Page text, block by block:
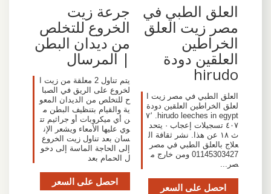
العلق الطبي في
مصر زيت العلق
الخراطين
العلقين دودة
hirudo
‏العلق الطبي في مصر زيت ا
لعلق الخراطين العلقين دودة
hirudo leeches in egypt‏. ‏‏٧٬
٤٠٧‏ تسجيلات إعجاب · يتحد
ث ‏١٨‏ عن هذا‏. ‏نشر ثقافة ال
علاج بالعلق الطبي في مصر
01145303427 ومن خارج م
صر...
احصل على السعر
جرعة زيت
الخروع للتخلص
من ديدان البطن
| المرسال
يتم تناول 2 معلقة من زيت ا
لخروع على الريق في الصبا
ح للتخلص من الديدان المعو
ية والقيام بتنظيف البطن م
ن أي ميكروبات أو جراثيم تت
وي عليها الأمعاء ويشعر الإن
سان بعد تناول زيت الخروع
إلى الحاجة الماسة إلى دخو
ل الحمام بعد
احصل على السعر